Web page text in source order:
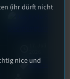
Allgemein
(ihr dürft nicht
nice und